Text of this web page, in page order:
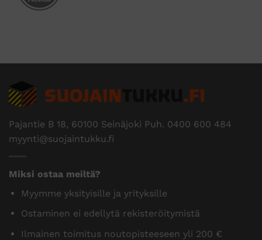
Pajantie B 18, 60100 Seinäjoki Puh. 0400 600 484
myynti@suojaintukku.fi
Miksi ostaa meiltä?
Myymme yksityisille ja yrityksille
Ostaminen ei edellytä rekisteröitymistä
Ilmainen toimitus noutopisteeseen yli 200 €